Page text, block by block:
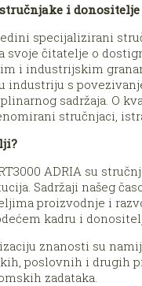
i
specijalizirani
svoje čitatelje o
i industrijskim
industriju s
sadržaja. O
stručnjaci,
ADRIA su
Sadržaji našeg
proizvodnje i
kadru i
znanosti su
poslovnih i drugih
zadataka.